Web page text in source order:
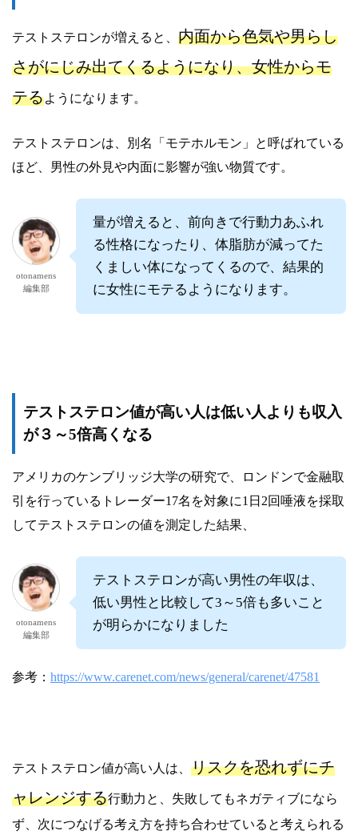
テストステロンが増えると、 内面から色気や男らし
さがにじみ出てくるようになり、女性からモ
テるようになります。
テストステロンは、別名「モテホルモン」と呼ばれている
ほど、男性の外見や内面に影響が強い物質です。
otonamens
編集部
量が増えると、前向きで行動力あふれ
る性格になったり、体脂肪が減ってた
くましい体になってくるので、結果的
に女性にモテるようになります。
テストステロン値が高い人は低い人よりも収入
が３～5倍高くなる
アメリカのケンブリッジ大学の研究で、ロンドンで金融取
引を行っているトレーダー17名を対象に1日2回唾液を採取
してテストステロンの値を測定した結果、
otonamens
編集部
テストステロンが高い男性の年収は、
低い男性と比較して3～5倍も多いこと
が明らかになりました
参考： https://www.carenet.com/news/general/carenet/47581
テストステロン値が高い人は、 リスクを恐れずにチ
ャレンジする行動力と、失敗してもネガティブになら
ず、次につなげる考え方を持ち合わせていると考えられる